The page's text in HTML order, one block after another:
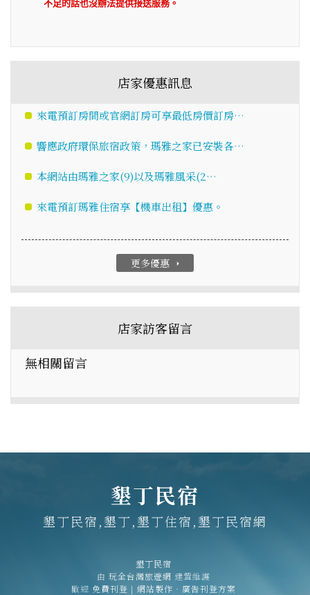
不足的話也沒辦法提供接送服務。
店家優惠訊息
來電預訂房間或官網訂房可享最低房價訂房…
響應政府環保旅宿政策，瑪雅之家已安裝各…
本網站由瑪雅之家(9)以及瑪雅風采(2…
來電預訂瑪雅住宿享【機車出租】優惠。
更多優惠 arrow_right
店家訪客留言
無相關留言
墾丁民宿
墾丁民宿,墾丁,墾丁住宿,墾丁民宿網
墾丁民宿
由 玩全台灣旅遊網 建置維護
歡迎 免費刊登 | 網站製作‧廣告刊登方案